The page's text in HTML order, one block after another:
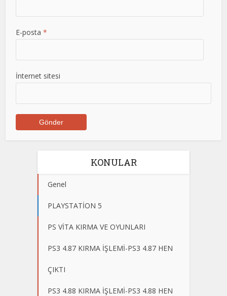
E-posta*
İnternet sitesi
KONULAR
Genel
PLAYSTATİON 5
PS VİTA KIRMA VE OYUNLARI
PS3 4.87 KIRMA İŞLEMİ-PS3 4.87 HEN
ÇIKTI
PS3 4.88 KIRMA İŞLEMİ-PS3 4.88 HEN